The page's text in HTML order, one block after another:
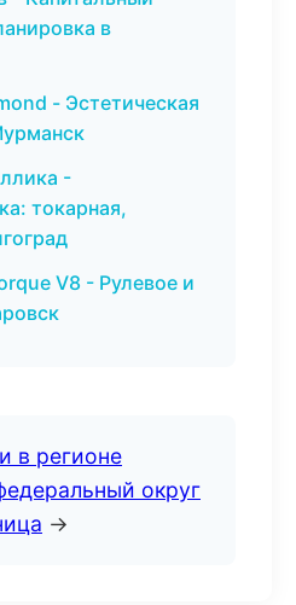
в
- Эстетическая
-
токарная,
V8 - Рулевое и
в регионе
округ
→